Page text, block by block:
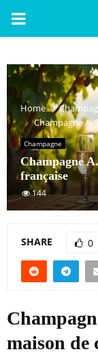
PRIMARY
Home
Champagne A.
Champagne
Champagne
française
144
SHARE 0
maison de